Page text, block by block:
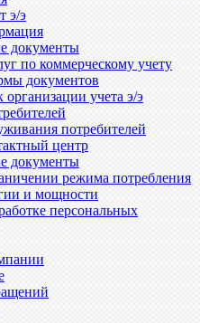
э/э
документы
по коммерческому учету
документов
организации учета э/э
потребителей
центр
документы
режима потребления
и мощности
персональных